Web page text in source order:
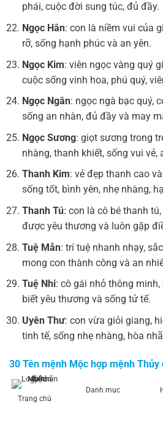
phái, cuộc đời sung túc, đủ đầy.
Ngọc Hân: con là niềm vui của
rỡ, sống hạnh phúc và an yên.
Ngọc Kim: viên ngọc vàng quý
cuộc sống vinh hoa, phú quý,
Ngọc Ngân: ngọc ngà bạc quý,
sống an nhàn, đủ đầy và may
Ngọc Sương: giọt sương trong
nhàng, thanh khiết, sống vui vẻ,
Thanh Kim: vẻ đẹp thanh cao
sống tốt, bình yên, nhẹ nhàng,
Thanh Tú: con là cô bé thanh
được yêu thương và luôn gặp
Tuệ Mẫn: trí tuệ nhanh nhạy,
mong con thành công và an
Tuệ Nhi: cô gái nhỏ thông
biết yêu thương và sống tử tế.
Uyên Thư: con vừa giỏi giang,
tinh tế, sống nhẹ nhàng, hòa
30 Tên mệnh Mộc hợp mệnh
sinh Mộc
MySun muốn ba mẹ khám phá
thuộc hành Mộc, rất phù hợp để
Trang chủ
Danh mục